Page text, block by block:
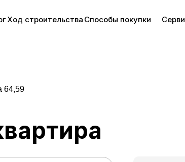
Ход строительства Способы покупки
64,59